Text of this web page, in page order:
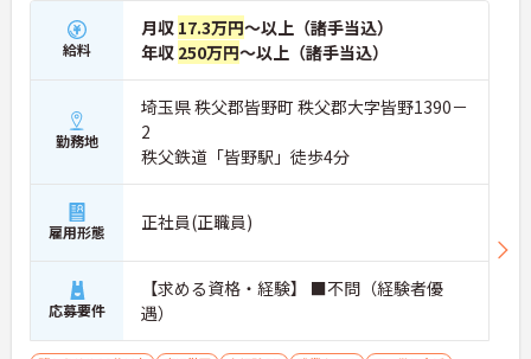
給料
月収 17.3万円～以上（諸手当込）
年収 250万円～以上（諸手当込）
勤務地
埼玉県 秩父郡皆野町 秩父郡大字皆野1390－
2
秩父鉄道「皆野駅」徒歩4分
雇用形態 正社員(正職員)
応募要件
【求める資格・経験】 ■不問（経験者優
遇）